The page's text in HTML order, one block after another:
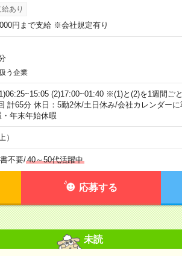
あり
円まで支給 ※会社規定有り
う企業
(2)17:00~01:40 ※(1)と(2)を1週間ご
計65分 休日：5勤2休/土日休み/会社カレンダー
年末年始休暇
）
不要/40～50代活躍中
応募する
未読